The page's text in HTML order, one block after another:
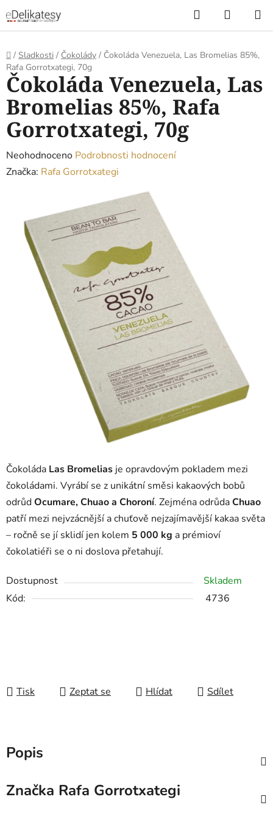
na
obsah
Hledat
KOŠÍK
Domů
/ Sladkosti / Čokolády / Čokoláda Venezuela, Las Bromelias 85%,
Rafa Gorrotxategi, 70g
Čokoláda Las Bromelias je opravdovým pokladem mezi
čokoládami. Vyrábí se z unikátní směsi kakaových bobů
odrůdOcumare, Chuao a Choroní. Zejména odrůdaChuao
patří mezi nejvzácnější a chuťově nejzajímavější kakaa světa
– ročně se jí sklidí jen kolem 5 000 kg a prémioví
čokolatiéři se o ni doslova přetahují.
Dostupnost
Skladem
Kód:
4736
Tisk Zeptat se Hlídat Sdílet
Čokoláda Venezuela, Las
Bromelias 85%, Rafa
Gorrotxategi, 70g
Průměrné
hodnocení
hvězdiček.
Neohodnoceno Podrobnosti hodnocení
Značka: Rafa Gorrotxategi
Popis
Značka Rafa Gorrotxategi